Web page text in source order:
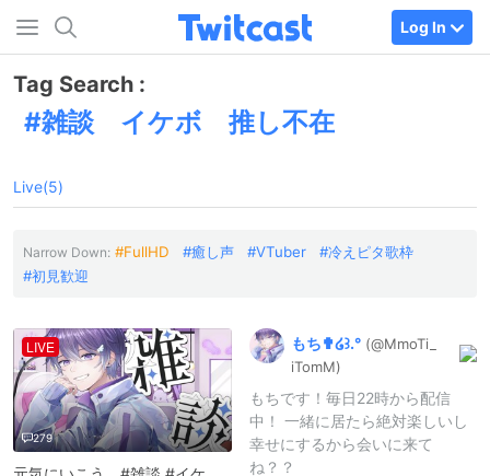
Log In
Tag Search :
雑談 イケボ 推し不在
Live(5)
Narrow Down: FullHD 癒し声 VTuber
冷えピタ歌枠
初見歓迎
LIVE
279
もち✟໒꒱.° (@MmoTi_
iTomM)
もちです！毎日22時から配信
中！ 一緒に居たら絶対楽しいし
幸せにするから会いに来て
ね？？